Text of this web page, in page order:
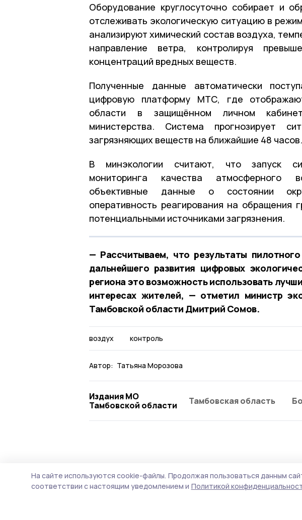
Оборудование круглосуточно собирает и
отслеживать экологическую ситуацию в
анализируют химический состав воздуха,
направление ветра, контролируя
концентраций вредных веществ.
Полученные данные автоматически
цифровую платформу МТС, где
области в защищённом личном
министерства. Система прогнозирует
загрязняющих веществ на ближайшие 48 часов.
В минэкологии считают, что запуск
мониторинга качества атмосферного
объективные данные о состоянии
оперативность реагирования на обращения
потенциальными источниками загрязнения.
— Рассчитываем, что результаты
дальнейшего развития цифровых
региона это возможность использовать
интересах жителей, — отметил министр
Тамбовской области Дмитрий Сомов.
воздух контроль
Автор: Татьяна Морозова
Издания МО
Тамбовской области
Тамбовская область
Из-за помутневшей
На сайте используются cookie-файлы. Продолжая пользоваться данным
соответствии с настоящим уведомлением и Политикой